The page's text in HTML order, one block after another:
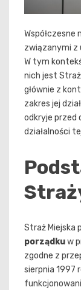
związanymi z
W tym
nich jest Straż
głównie z
zakres jej
odkryje przed
działalności
Straż Miejska
porządkuw
zgodne z
sierpnia 1997